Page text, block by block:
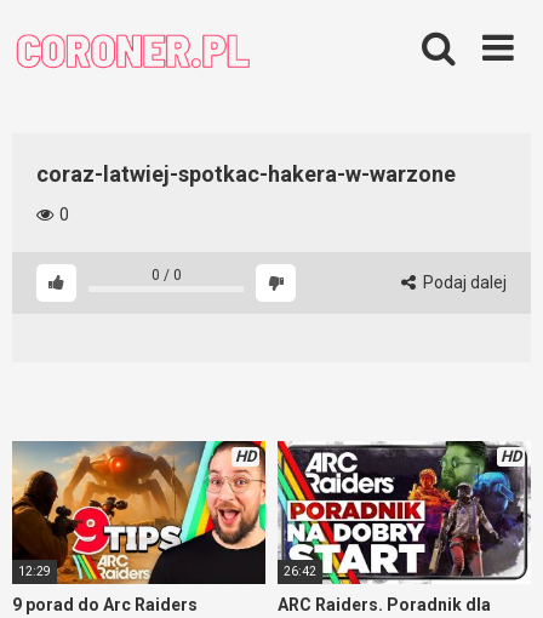
content
coraz-latwiej-spotkac-hakera-w-warzone
0
0 / 0 Podaj dalej
HD
12:29
9 porad do Arc Raiders
HD
26:42
ARC Raiders. Poradnik dla